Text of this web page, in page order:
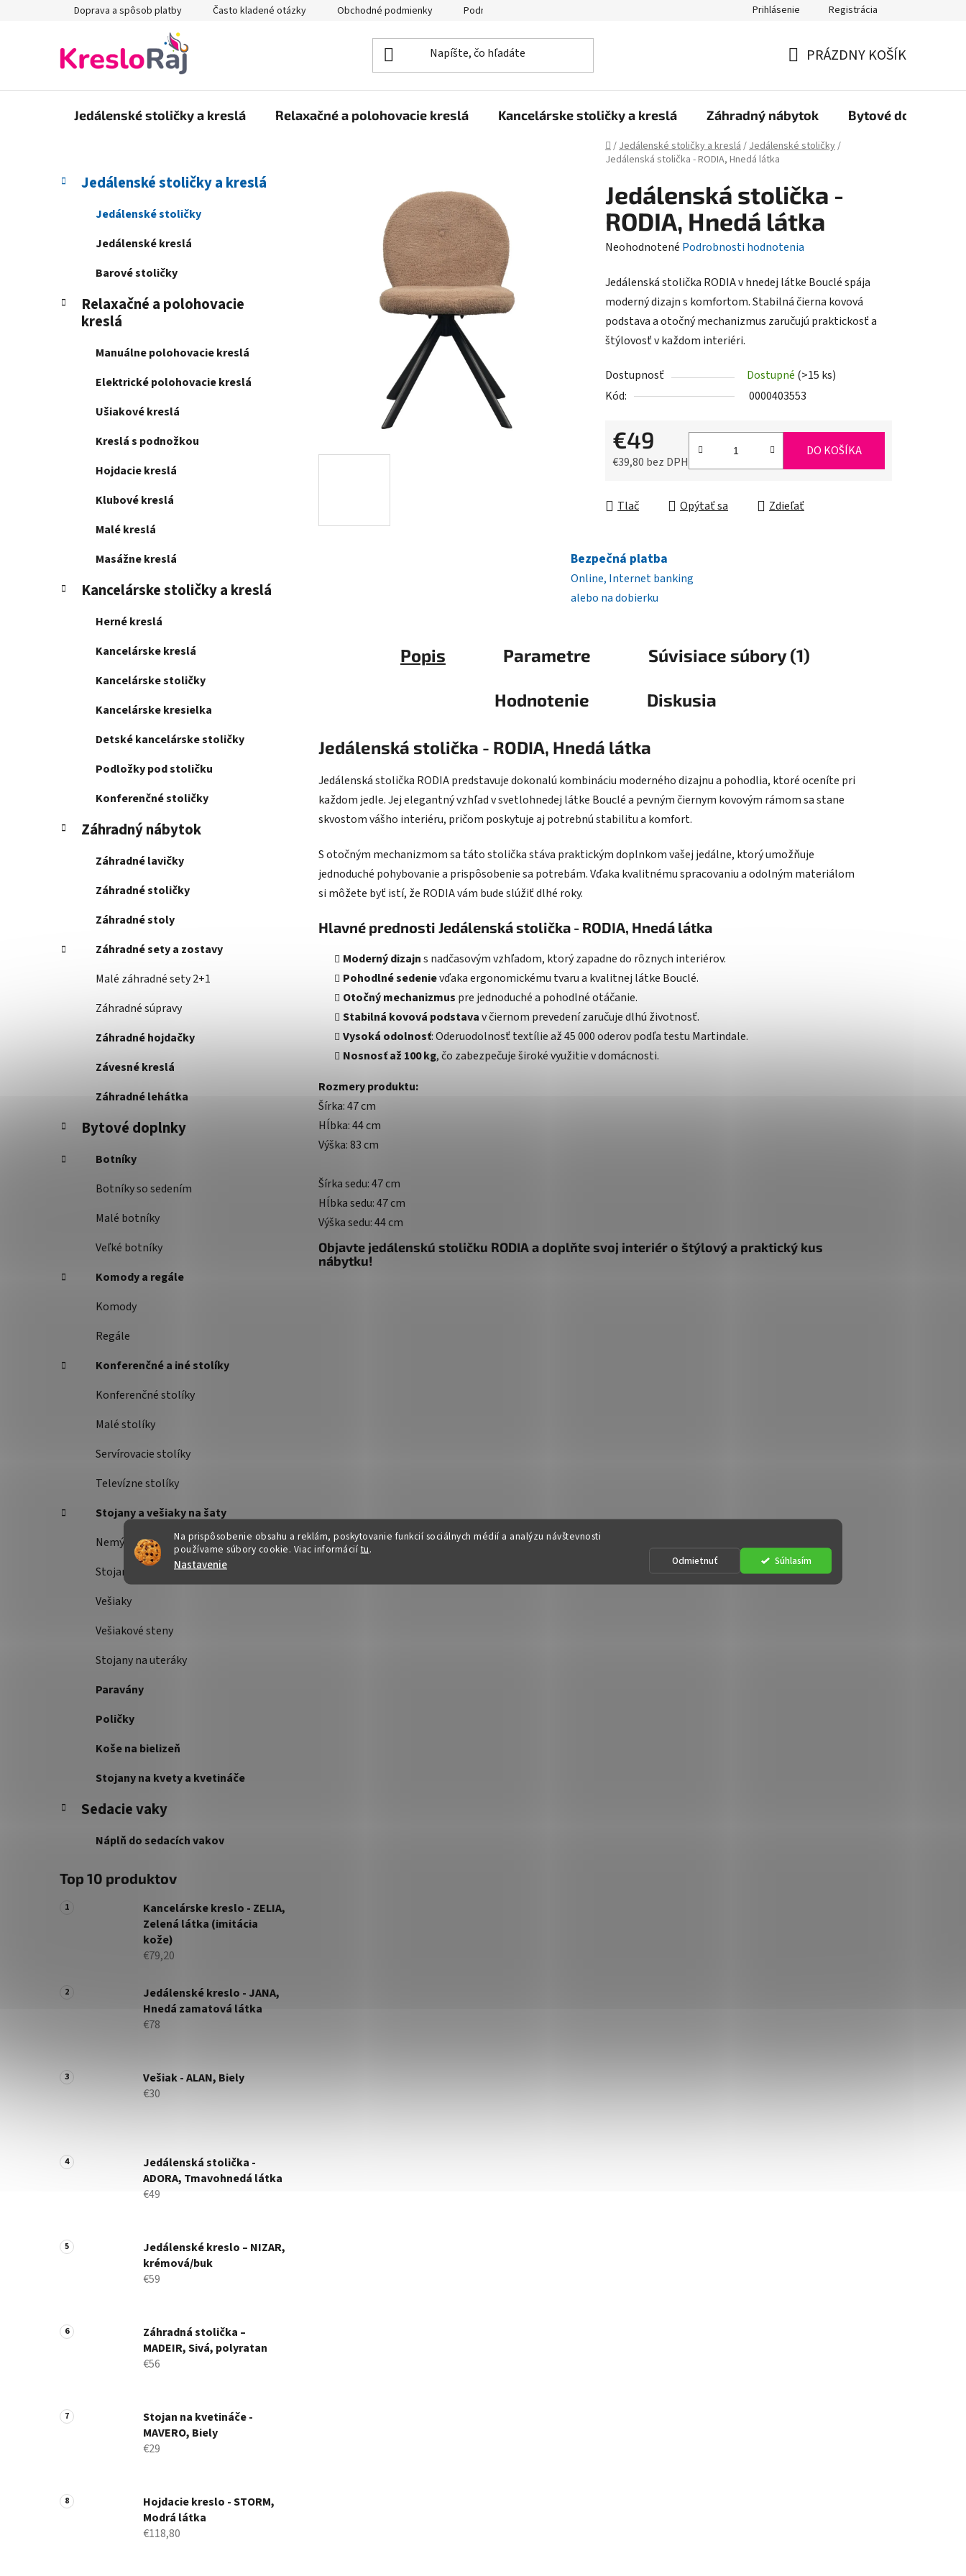
Na prispôsobenie obsahu a reklám, poskytovanie funkcií sociálnych médií a analýzu návštevnosti
používame súbory cookie. Viac informáciítu.
Nastavenie Odmietnuť Súhlasím
Doprava a spôsob platby Často kladené otázky Obchodné podmienky Podmienky ochrany osobných údajov Reklamačný poriadok, Záručné podmienky Reklamačný formulár
Prihlásenie Registrácia
KOŠÍK
PRÁZDNY KOŠÍK
Jedálenské stoličky a kreslá Relaxačné a polohovacie kreslá Kancelárske stoličky a kreslá Záhradný nábytok Bytové doplnky
Domov
/Jedálenské stoličky a kreslá/Jedálenské stoličky/
Jedálenská stolička - RODIA, Hnedá látka
B
n
Preskočiť
kategórie
K
a
e
Jedálenské stoličky a kreslá
Jedálenské stoličky
Jedálenské kreslá
Barové stoličky
Relaxačné a polohovacie
kreslá
Manuálne polohovacie kreslá
Elektrické polohovacie kreslá
Ušiakové kreslá
Kreslá s podnožkou
Hojdacie kreslá
Klubové kreslá
Malé kreslá
Masážne kreslá
Kancelárske stoličky a kreslá
Herné kreslá
Kancelárske kreslá
Kancelárske stoličky
Kancelárske kresielka
Detské kancelárske stoličky
Podložky pod stoličku
Konferenčné stoličky
Záhradný nábytok
Záhradné lavičky
Záhradné stoličky
Záhradné stoly
Záhradné sety a zostavy
Malé záhradné sety 2+1
Záhradné súpravy
Záhradné hojdačky
Závesné kreslá
Záhradné lehátka
Bytové doplnky
Botníky
Botníky so sedením
Malé botníky
Veľké botníky
Komody a regále
Komody
Regále
Konferenčné a iné stolíky
Konferenčné stolíky
Malé stolíky
Servírovacie stolíky
Televízne stolíky
Stojany a vešiaky na šaty
Nemý sluha
Stojany na šaty
Vešiaky
Vešiakové steny
Stojany na uteráky
Paravány
Poličky
Koše na bielizeň
Stojany na kvety a kvetináče
Sedacie vaky
Náplň do sedacích vakov
Top 10 produktov
Kancelárske kreslo - ZELIA,
Zelená látka (imitácia
kože)
€79,20
Jedálenské kreslo - JANA,
Hnedá zamatová látka
€78
Vešiak - ALAN, Biely
€30
Jedálenská stolička -
ADORA, Tmavohnedá látka
€49
Jedálenské kreslo – NIZAR,
krémová/buk
€59
Záhradná stolička –
MADEIR, Sivá, polyratan
€56
Stojan na kvetináče -
MAVERO, Biely
€29
Hojdacie kreslo - STORM,
Modrá látka
€118,80
Jedálenská stolička -
RODIA, Hnedá látka
Priemerné
produktu
je
0,0
z
hviezdičiek.
Neohodnotené Podrobnosti hodnotenia
Jedálenská stolička RODIA v hnedej látke Bouclé spája
moderný dizajn s komfortom. Stabilná čierna kovová
podstava a otočný mechanizmus zaručujú praktickosť a
štýlovosť v každom interiéri.
Dostupnosť Dostupné (>15 ks)
Kód:
0000403553
€49
€39,80 bez DPH
DO KOŠÍKA
Tlač Opýtať sa Zdieľať
Bezpečná platba
Online, Internet banking
alebo na dobierku
Popis Parametre Súvisiace súbory (1)
Hodnotenie Diskusia
Jedálenská stolička - RODIA, Hnedá látka
Jedálenská stolička RODIA predstavuje dokonalú kombináciu moderného dizajnu a pohodlia, ktoré oceníte pri
každom jedle. Jej elegantný vzhľad v svetlohnedej látke Bouclé a pevným čiernym kovovým rámom sa stane
skvostom vášho interiéru, pričom poskytuje aj potrebnú stabilitu a komfort.
S otočným mechanizmom sa táto stolička stáva praktickým doplnkom vašej jedálne, ktorý umožňuje
jednoduché pohybovanie a prispôsobenie sa potrebám. Vďaka kvalitnému spracovaniu a odolným materiálom
si môžete byť istí, že RODIA vám bude slúžiť dlhé roky.
Hlavné prednosti Jedálenská stolička - RODIA, Hnedá látka
Moderný dizajns nadčasovým vzhľadom, ktorý zapadne do rôznych interiérov.
Pohodlné sedenievďaka ergonomickému tvaru a kvalitnej látke Bouclé.
Otočný mechanizmus pre jednoduché a pohodlné otáčanie.
Stabilná kovová podstavav čiernom prevedení zaručuje dlhú životnosť.
Vysoká odolnosť: Oderuodolnosť textílie až 45 000 oderov podľa testu Martindale.
Nosnosť až 100 kg, čo zabezpečuje široké využitie v domácnosti.
Rozmery produktu:
Šírka: 47 cm
Hĺbka: 44 cm
Výška: 83 cm
Šírka sedu: 47 cm
Hĺbka sedu: 47 cm
Výška sedu: 44 cm
Objavte jedálenskú stoličku RODIA a doplňte svoj interiér o štýlový a praktický kus
nábytku!